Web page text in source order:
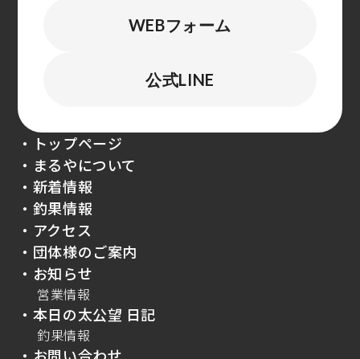
WEBフォーム
公式LINE
・トップページ
・まるやについて
・新着情報
・釣果情報
・アクセス
・団体様のご案内
・お知らせ
営業情報
・本日の太公望 日記
釣果情報